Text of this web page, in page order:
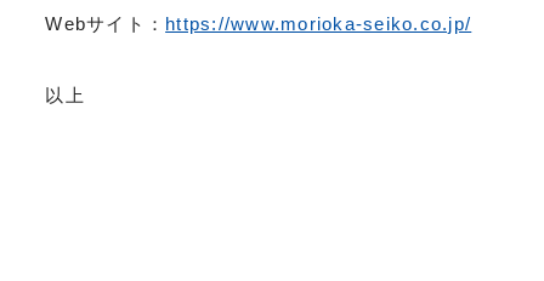
Webサイト： https://www.morioka-seiko.co.jp/
以上